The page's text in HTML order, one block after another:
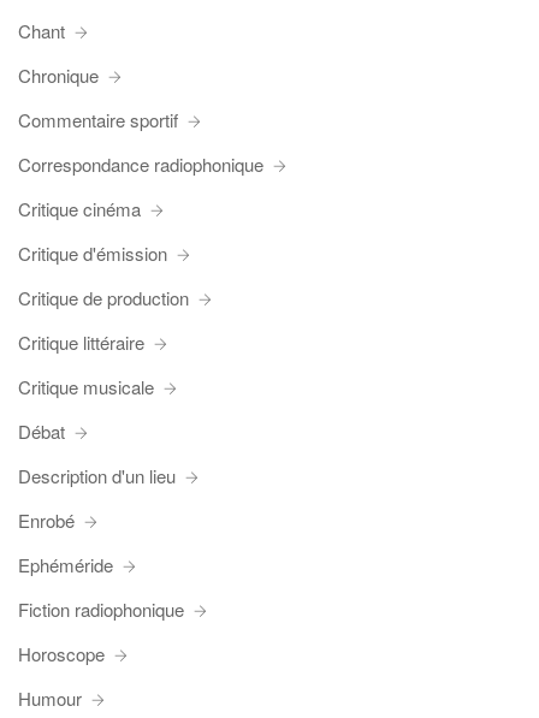
Chant
Chronique
Commentaire sportif
Correspondance radiophonique
Critique cinéma
Critique d'émission
Critique de production
Critique littéraire
Critique musicale
Débat
Description d'un lieu
Enrobé
Ephéméride
Fiction radiophonique
Horoscope
Humour